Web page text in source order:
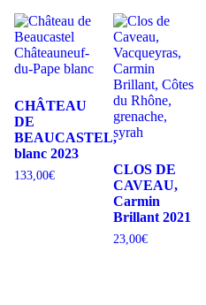
CHÂTEAU
DE
BEAUCASTEL,
blanc 2023
133,00€
CLOS DE
CAVEAU,
Carmin
Brillant 2021
23,00€